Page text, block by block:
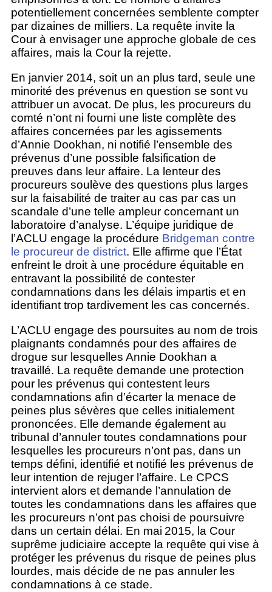
potentiellement concernées semblente compter
par dizaines de milliers. La requête invite la
Cour à envisager une approche globale de ces
affaires, mais la Cour la rejette.
En janvier 2014, soit un an plus tard, seule une
minorité des prévenus en question se sont vu
attribuer un avocat. De plus, les procureurs du
comté n’ont ni fourni une liste complète des
affaires concernées par les agissements
d’Annie Dookhan, ni notifié l’ensemble des
prévenus d’une possible falsification de
preuves dans leur affaire. La lenteur des
procureurs soulève des questions plus larges
sur la faisabilité de traiter au cas par cas un
scandale d’une telle ampleur concernant un
laboratoire d’analyse. L’équipe juridique de
l’ACLU engage la procédure Bridgeman contre
le procureur de district. Elle affirme que l’État
enfreint le droit à une procédure équitable en
entravant la possibilité de contester
condamnations dans les délais impartis et en
identifiant trop tardivement les cas concernés.
L’ACLU engage des poursuites au nom de trois
plaignants condamnés pour des affaires de
drogue sur lesquelles Annie Dookhan a
travaillé. La requête demande une protection
pour les prévenus qui contestent leurs
condamnations afin d’écarter la menace de
peines plus sévères que celles initialement
prononcées. Elle demande également au
tribunal d’annuler toutes condamnations pour
lesquelles les procureurs n’ont pas, dans un
temps défini, identifié et notifié les prévenus de
leur intention de rejuger l’affaire. Le CPCS
intervient alors et demande l’annulation de
toutes les condamnations dans les affaires que
les procureurs n’ont pas choisi de poursuivre
dans un certain délai. En mai 2015, la Cour
suprême judiciaire accepte la requête qui vise à
protéger les prévenus du risque de peines plus
lourdes, mais décide de ne pas annuler les
condamnations à ce stade.